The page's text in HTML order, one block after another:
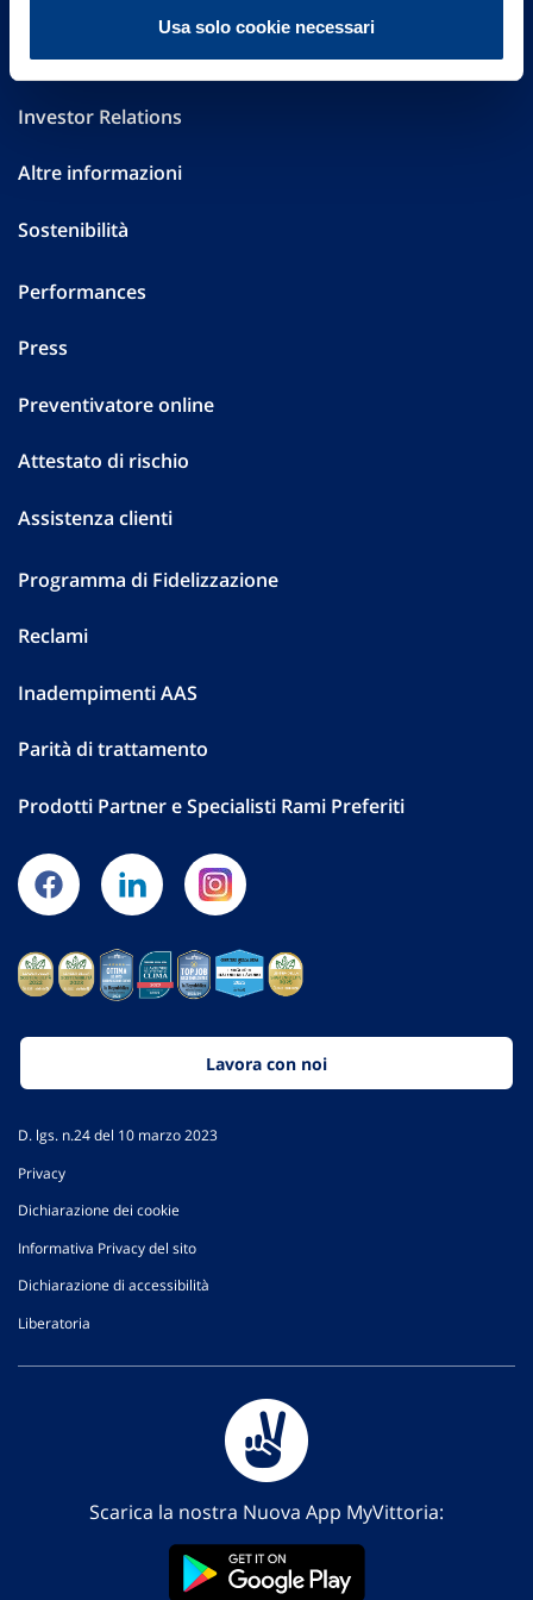
Usa solo cookie necessari
Governance
Investor Relations
Altre informazioni
Sostenibilità
Performances
Press
Preventivatore online
Attestato di rischio
Assistenza clienti
Programma di Fidelizzazione
Reclami
Inadempimenti AAS
Parità di trattamento
Prodotti Partner e Specialisti Rami Preferiti
Lavora con noi
D. lgs. n.24 del 10 marzo 2023
Privacy
Dichiarazione dei cookie
Informativa Privacy del sito
Dichiarazione di accessibilità
Liberatoria
Scarica la nostra Nuova App MyVittoria: